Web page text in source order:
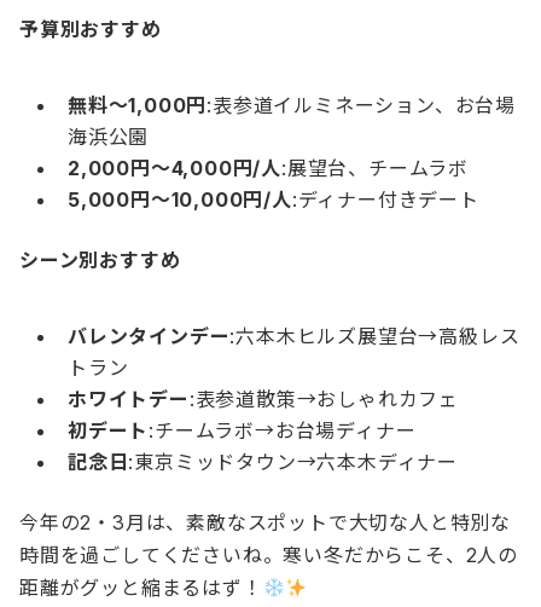
予算別おすすめ
無料〜1,000円 :表参道イルミネーション、お台場
海浜公園
2,000円〜4,000円/人:展望台、チームラボ
5,000円〜10,000円/人:ディナー付きデート
シーン別おすすめ
バレンタインデー:六本木ヒルズ展望台→高級レス
トラン
ホワイトデー :表参道散策→おしゃれカフェ
初デート :チームラボ→お台場ディナー
記念日 :東京ミッドタウン→六本木ディナー
今年の2・3月は、素敵なスポットで大切な人と特別な
時間を過ごしてくださいね。寒い冬だからこそ、2人の
距離がグッと縮まるはず！